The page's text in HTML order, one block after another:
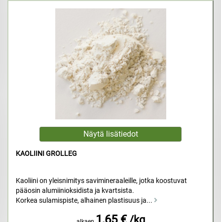
KAOLIINI GROLLEG
Kaoliini on yleisnimitys savimineraaleille, jotka koostuvat
pääosin alumiinioksidista ja kvartsista.
Korkea sulamispiste, alhainen plastisuus ja...